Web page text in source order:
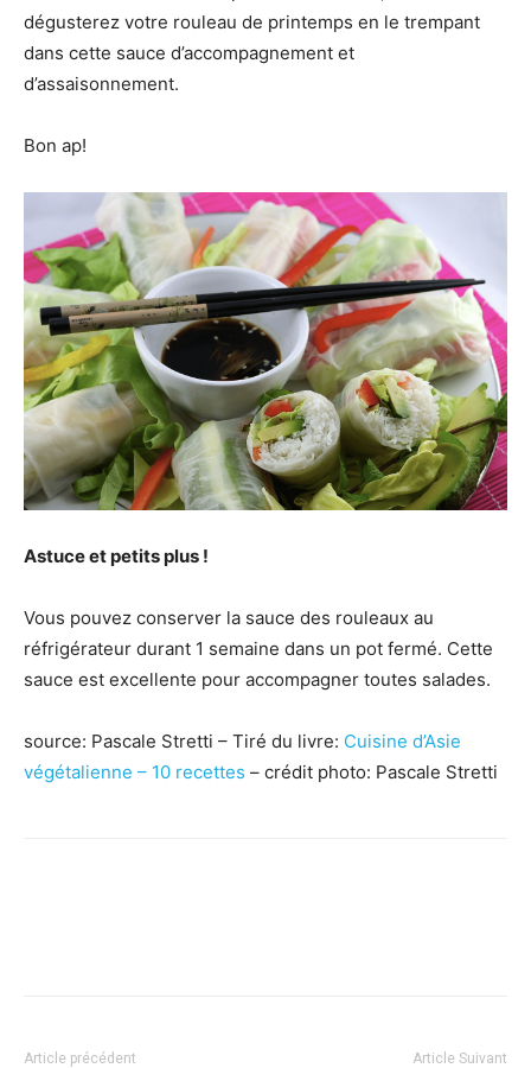
dégusterez votre rouleau de printemps en le trempant
dans cette sauce d’accompagnement et
d’assaisonnement.
Bon ap!
Astuce et petits plus !
Vous pouvez conserver la sauce des rouleaux au
réfrigérateur durant 1 semaine dans un pot fermé. Cette
sauce est excellente pour accompagner toutes salades.
source: Pascale Stretti – Tiré du livre: Cuisine d’Asie
végétalienne – 10 recettes – crédit photo: Pascale Stretti
Article précédent Article Suivant